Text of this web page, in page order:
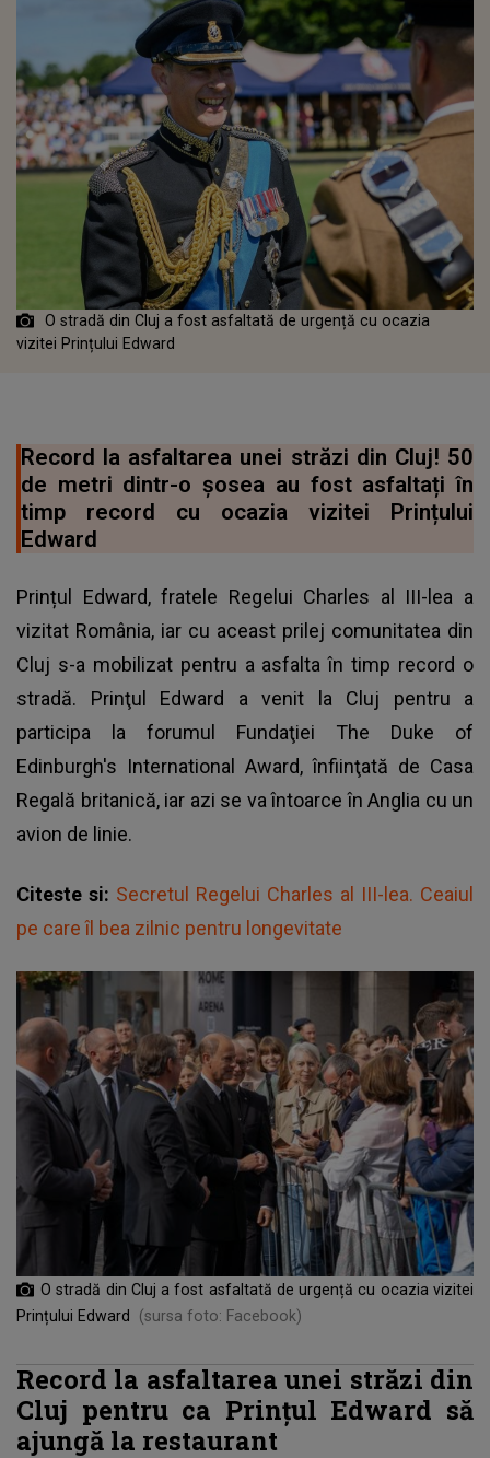
O stradă din Cluj a fost asfaltată de urgență cu ocazia
vizitei Prințului Edward
Record la asfaltarea unei străzi din Cluj! 50
de metri dintr-o șosea au fost asfaltați în
timp record cu ocazia vizitei Prințului
Edward
Prințul Edward, fratele Regelui Charles al III-lea a
vizitat România, iar cu aceast prilej comunitatea din
Cluj s-a mobilizat pentru a asfalta în timp record o
stradă. Prinţul Edward a venit la Cluj pentru a
participa la forumul Fundaţiei The Duke of
Edinburgh's International Award, înfiinţată de Casa
Regală britanică, iar azi se va întoarce în Anglia cu un
avion de linie.
Citeste si: Secretul Regelui Charles al III-lea. Ceaiul
pe care îl bea zilnic pentru longevitate
O stradă din Cluj a fost asfaltată de urgență cu ocazia vizitei
Prințului Edward
(sursa foto: Facebook)
Record la asfaltarea unei străzi din
Cluj pentru ca Prințul Edward să
ajungă la restaurant